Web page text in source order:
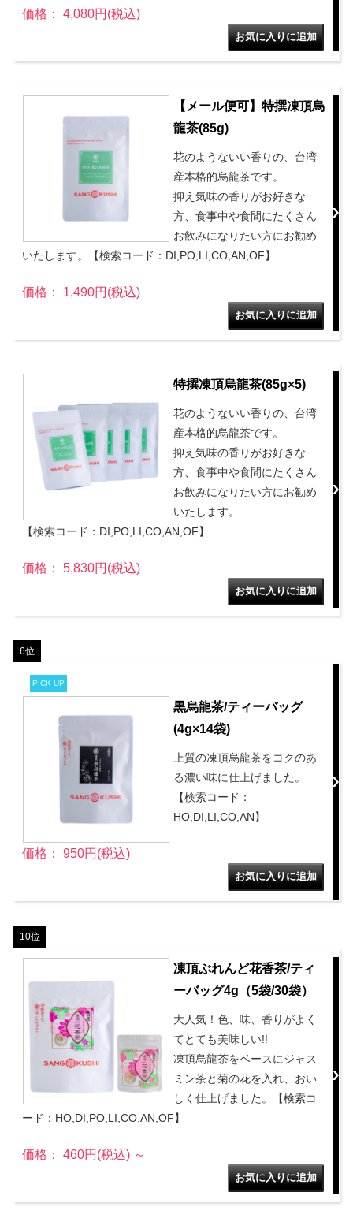
価格： 4,080円(税込)
【メール便可】特撰凍頂烏
龍茶(85g)
花のようないい香りの、台湾
産本格的烏龍茶です。
抑え気味の香りがお好きな
方、食事中や食間にたくさん
お飲みになりたい方にお勧め
いたします。【検索コード：DI,PO,LI,CO,AN,OF】
価格： 1,490円(税込)
特撰凍頂烏龍茶(85g×5)
花のようないい香りの、台湾
産本格的烏龍茶です。
抑え気味の香りがお好きな
方、食事中や食間にたくさん
お飲みになりたい方にお勧め
いたします。
【検索コード：DI,PO,LI,CO,AN,OF】
価格： 5,830円(税込)
6位
PICK UP
黒烏龍茶/ティーバッグ
(4g×14袋)
上質の凍頂烏龍茶をコクのあ
る濃い味に仕上げました。
【検索コード：
HO,DI,LI,CO,AN】
価格： 950円(税込)
10位
凍頂ぶれんど花香茶/ティ
ーバッグ4g（5袋/30袋）
大人気！色、味、香りがよく
てとても美味しい!!
凍頂烏龍茶をベースにジャス
ミン茶と菊の花を入れ、おい
しく仕上げました。【検索コ
ード：HO,DI,PO,LI,CO,AN,OF】
価格： 460円(税込) ～